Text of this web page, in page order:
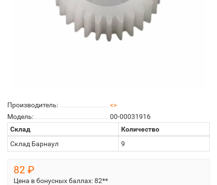
Производитель:
<>
Модель:
00-00031916
Склад
Количество
Склад Барнаул
9
82 ₽
Цена в бонусных баллах:82**